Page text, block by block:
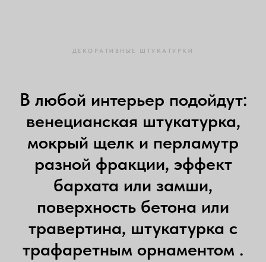
ДЕКОРАТИВНЫЕ ШТУКАТУРКИ
В любой интерьер подойдут:
венецианская штукатурка,
мокрый щелк и перламутр
разной фракции, эффект
бархата или замши,
поверхность бетона или
травертина, штукатурка с
трафаретным орнаментом .